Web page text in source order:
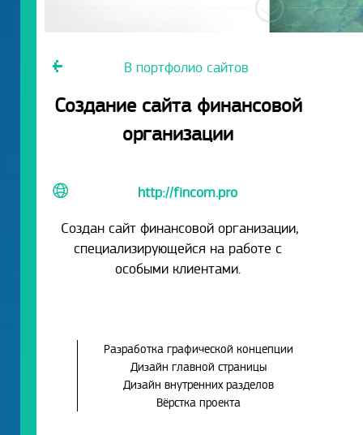
В портфолио сайтов
Создание сайта финансовой
организации
http://fincom.pro
Создан сайт финансовой организации,
специализирующейся на работе с
особыми клиентами.
Разработка графической концепции
Дизайн главной страницы
Дизайн внутренних разделов
Вёрстка проекта